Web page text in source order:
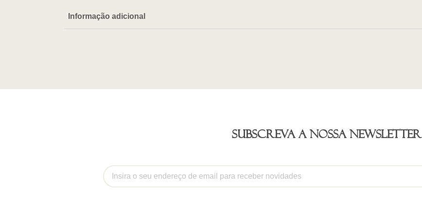
Informação adicional
Subscreva a nossa newsletter